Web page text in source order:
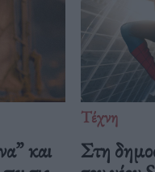
και
Τέχνη
Στη